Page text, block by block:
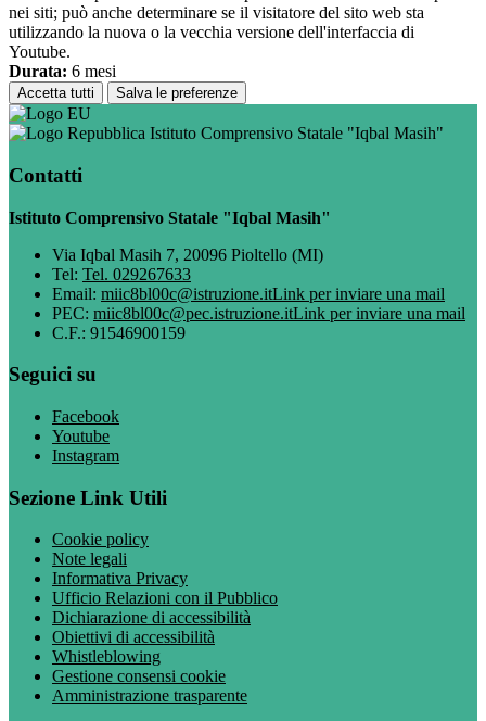
nei siti; può anche determinare se il visitatore del sito web sta
utilizzando la nuova o la vecchia versione dell'interfaccia di
Youtube.
Durata: 6 mesi
Accetta tutti Salva le preferenze
Istituto Comprensivo Statale "Iqbal Masih"
Contatti
Istituto Comprensivo Statale "Iqbal Masih"
Via Iqbal Masih 7, 20096 Pioltello (MI)
Tel: Tel. 029267633
Email: miic8bl00c@istruzione.itLink per inviare una mail
PEC: miic8bl00c@pec.istruzione.itLink per inviare una mail
C.F.: 91546900159
Seguici su
Facebook
Youtube
Instagram
Sezione Link Utili
Cookie policy
Note legali
Informativa Privacy
Ufficio Relazioni con il Pubblico
Dichiarazione di accessibilità
Obiettivi di accessibilità
Whistleblowing
Gestione consensi cookie
Amministrazione trasparente